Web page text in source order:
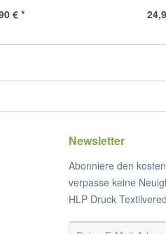
€ *
Newsletter
Abonniere den
verpasse keine
HLP Druck